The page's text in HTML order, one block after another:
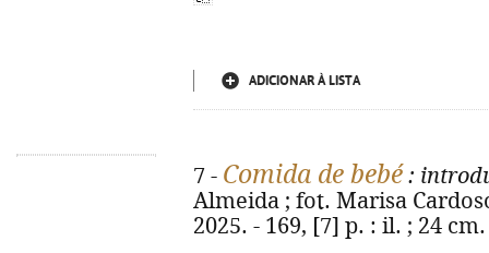
ADICIONAR À LISTA
7 - Comida de bebé :
Almeida ; fot. Marisa
2025. - 169, [7] p. : il. ; 24